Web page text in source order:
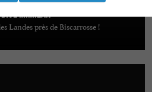
Mimizan
Landes près de Biscarrosse !